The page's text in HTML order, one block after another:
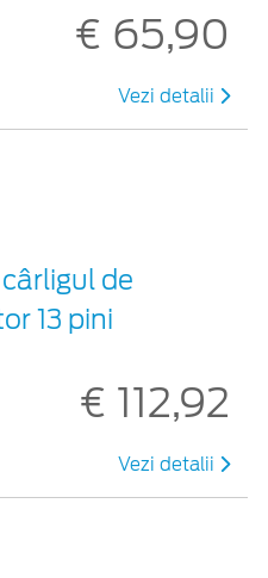
€ 65,90
Vezi detalii
de
13 pini
€ 112,92
Vezi detalii